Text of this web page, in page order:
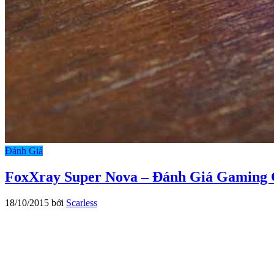
Đánh Giá
FoxXray Super Nova – Đánh Giá Gaming
18/10/2015 bởi Scarless